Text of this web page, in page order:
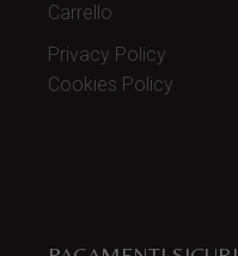
Carrello
Privacy Policy
Cookies Policy